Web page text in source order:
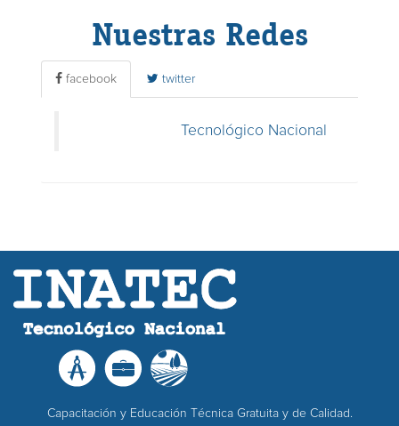
Nuestras Redes
facebook twitter
Tecnológico Nacional
Capacitación y Educación Técnica Gratuita y de Calidad.